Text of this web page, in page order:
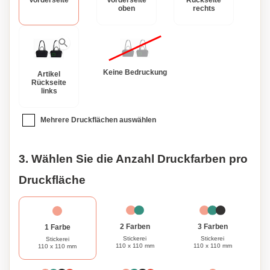
Tasche lässt sich einfach zusammenfalten oder rollen, was
das Verstauen zum Kinderspiel macht. Personalisieren Sie
einzigartigen Reisebegleiter.
oben
rechts
Artikel
Rückseite
links
Keine Bedruckung
Mehrere Druckflächen auswählen
3. Wählen Sie die Anzahl Druckfarben pro
Druckfläche
1 Farbe
Stickerei
110 x 110 mm
2 Farben
Stickerei
110 x 110 mm
3 Farben
Stickerei
110 x 110 mm